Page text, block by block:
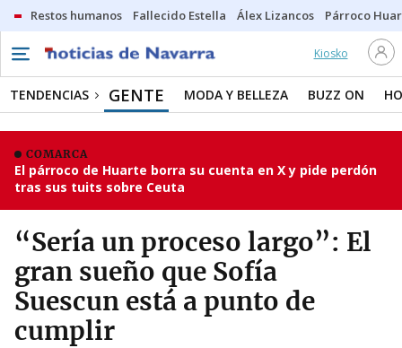
Restos humanos Fallecido Estella Álex Lizancos Párroco
Kiosko
TENDENCIAS GENTE MODA Y BELLEZA BUZZ ON
COMARCA
El párroco de Huarte borra su cuenta en X y pide perdón
tras sus tuits sobre Ceuta
“Sería un proceso largo”: El
gran sueño que Sofía
Suescun está a punto de
cumplir